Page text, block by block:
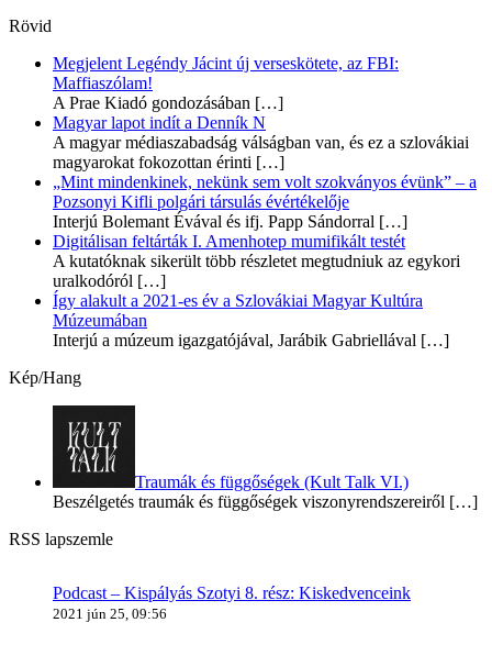
Rövid
Megjelent Legéndy Jácint új verseskötete, az FBI:
Maffiaszólam!
A Prae Kiadó gondozásában […]
Magyar lapot indít a Denník N
A magyar médiaszabadság válságban van, és ez a szlovákiai
magyarokat fokozottan érinti […]
„Mint mindenkinek, nekünk sem volt szokványos évünk” – a
Pozsonyi Kifli polgári társulás évértékelője
Interjú Bolemant Évával és ifj. Papp Sándorral […]
Digitálisan feltárták I. Amenhotep mumifikált testét
A kutatóknak sikerült több részletet megtudniuk az egykori
uralkodóról […]
Így alakult a 2021-es év a Szlovákiai Magyar Kultúra
Múzeumában
Interjú a múzeum igazgatójával, Jarábik Gabriellával […]
Kép/Hang
Traumák és függőségek (Kult Talk VI.)
Beszélgetés traumák és függőségek viszonyrendszereiről […]
RSS lapszemle
Podcast – Kispályás Szotyi 8. rész: Kiskedvenceink
2021 jún 25, 09:56